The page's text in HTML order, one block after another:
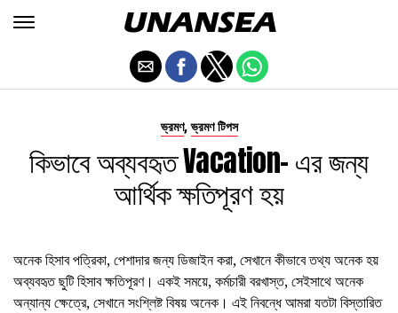
ভ্রমণ,ভ্রমণ টিপস
কিভাবে অব্যবহৃত Vacation- এর জন্য
আর্থিক ক্ষতিপূরণ হয়
অনেক হিসাব পত্রিকা, পেশাদার জন্য ডিজাইন করা, সেখানে কীভাবে তথ্য অনেক হয়
অব্যবহৃত ছুটি হিসাব ক্ষতিপূরণ। একই সময়ে, কর্মচারী বরখাস্ত, সেইসাথে অনেক
অন্যান্য ক্ষেত্রে, সেখানে সংশ্লিষ্ট বিষয় অনেক। এই নিবন্ধে আমরা যতটা বিস্তারিত